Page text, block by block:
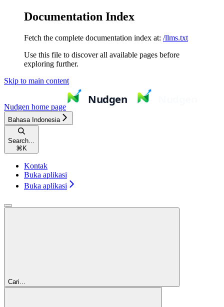
Documentation Index
Fetch the complete documentation index at: /llms.txt
Use this file to discover all available pages before
exploring further.
Skip to main content
Nudgen home page
Bahasa Indonesia
Search...
⌘ K
Kontak
Buka aplikasi
Buka aplikasi
Cari...